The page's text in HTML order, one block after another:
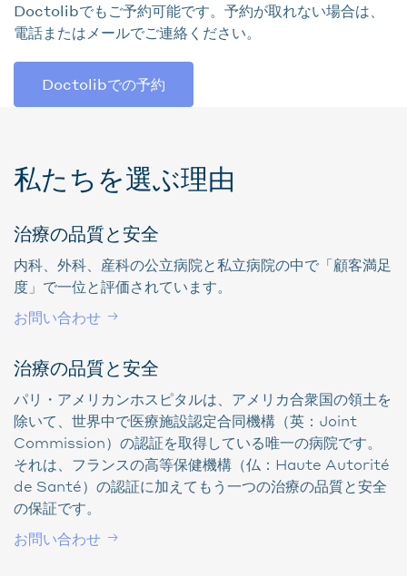
Doctolibでもご予約可能です。予約が取れない場合は、
電話またはメールでご連絡ください。
Doctolibでの予約
私たちを選ぶ理由
治療の品質と安全
内科、外科、産科の公立病院と私立病院の中で「顧客満足
度」で一位と評価されています。
お問い合わせ
治療の品質と安全
パリ・アメリカンホスピタルは、アメリカ合衆国の領土を
除いて、世界中で医療施設認定合同機構（英：Joint
Commission）の認証を取得している唯一の病院です。
それは、フランスの高等保健機構（仏：Haute Autorité
de Santé）の認証に加えてもう一つの治療の品質と安全
の保証です。
お問い合わせ